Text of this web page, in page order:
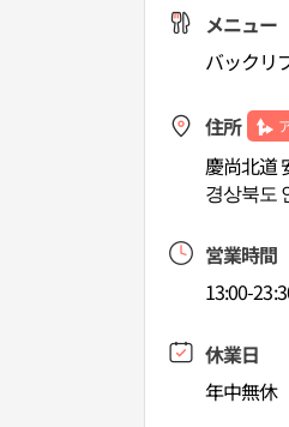
メニュー
バックリ
住所
慶尚北道
경상북도
営業時間
13:00-
休業日
年中無休